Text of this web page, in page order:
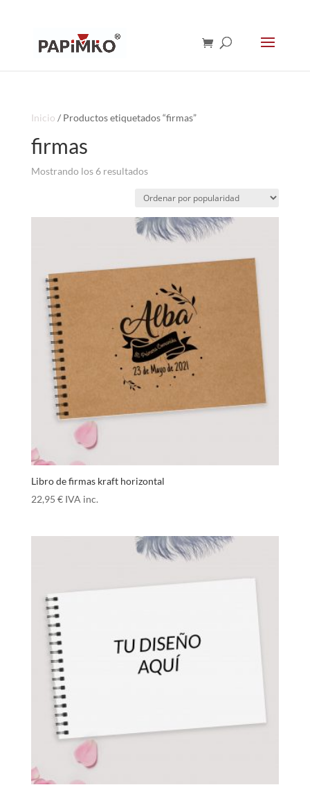
Inicio / Productos etiquetados “firmas”
firmas
Mostrando los 6 resultadosOrdenado
popularidad
Libro de firmas kraft horizontal
22,95 € IVA inc.